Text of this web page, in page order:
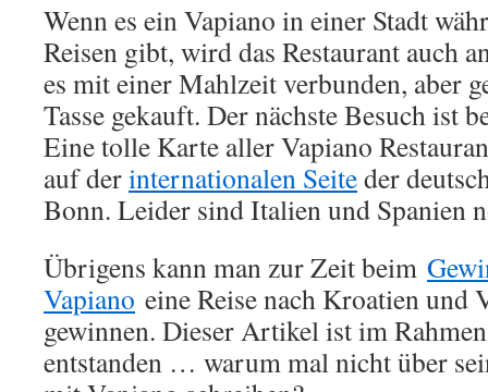
Wenn es ein Vapiano in einer Stadt
Reisen gibt, wird das Restaurant auch
es mit einer Mahlzeit verbunden, aber
Tasse gekauft. Der nächste Besuch ist
Eine tolle Karte aller Vapiano
auf derinternationalen Seiteder
Bonn. Leider sind Italien und Spanien
Übrigens kann man zur Zeit beim
Vapiano eine Reise nach Kroatien und
gewinnen. Dieser Artikel ist im
entstanden … warum mal nicht über